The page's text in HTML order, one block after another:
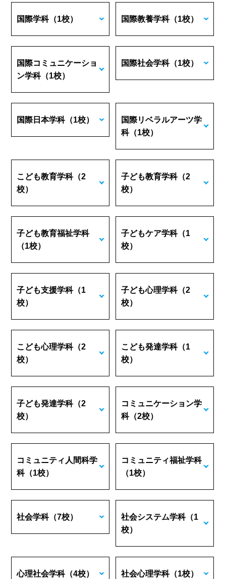
国際学科（1校） 国際教養学科（1校）
国際コミュニケーショ
ン学科（1校）
国際社会学科（1校）
国際日本学科（1校）
国際リベラルアーツ学
科（1校）
こども教育学科（2
校）
子ども教育学科（2
校）
子ども教育福祉学科
（1校）
子どもケア学科（1
校）
子ども支援学科（1
校）
子ども心理学科（2
校）
こども心理学科（2
校）
こども発達学科（1
校）
子ども発達学科（2
校）
コミュニケーション学
科（2校）
コミュニティ人間科学
科（1校）
コミュニティ福祉学科
（1校）
社会学科（7校） 社会システム学科（1
校）
心理社会学科（4校） 社会心理学科（1校）